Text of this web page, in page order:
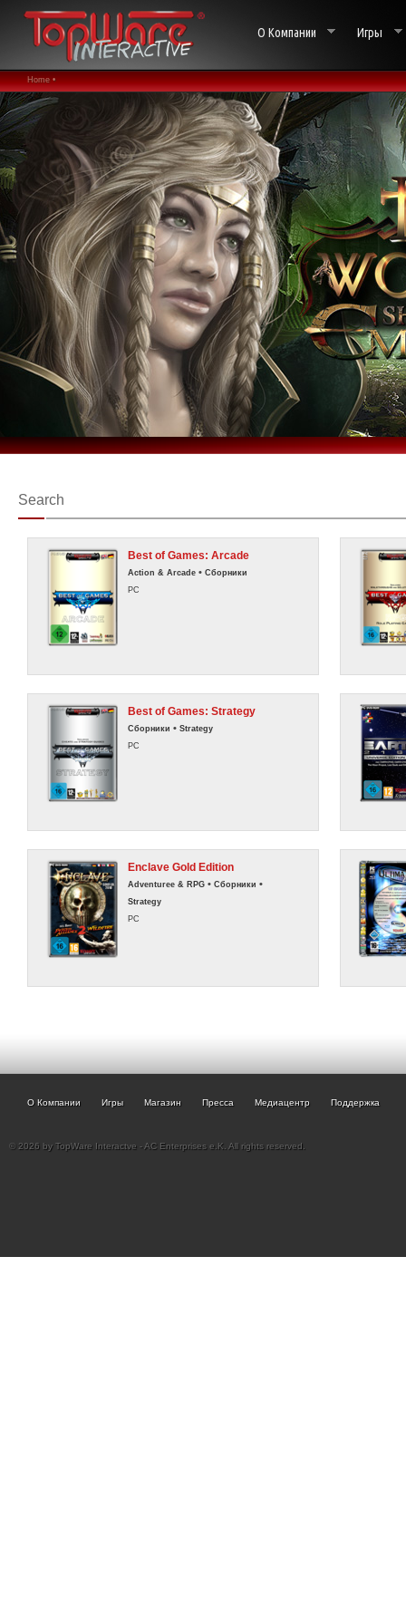
О Компании Игры
Home •
Search
Best of Games: Arcade
Action & Arcade • Сборники
PC
Best of Games: Strategy
Сборники • Strategy
PC
Enclave Gold Edition
Adventuree & RPG • Сборники •
Strategy
PC
О Компании Игры Магазин Пресса Медиацентр Поддержка
© 2026 by TopWare Interactve - AC Enterprises e.K. All rights reserved.